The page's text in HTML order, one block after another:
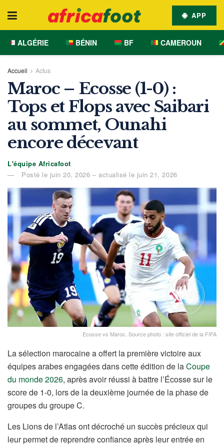
APP
ALGÉRIE BÉNIN BF CAMEROUN
Accueil Actus
Maroc – Ecosse (1-0) :
Tops et Flops avec Saibari
au sommet, Ounahi
encore décevant
L'équipe Africafoot
Posté le juin 20, 2026 – actualisé le juin 21, 2026
Ecosse vs Maroc. Source photo : site officiel de la FIFA
La sélection marocaine a offert la première victoire aux
équipes arabes engagées dans cette édition de laCoupe
du monde 2026, après avoir réussi à battre l’Écosse sur le
score de 1-0, lors de la deuxième journée de la phase de
groupes du groupe C.
Les Lions de l’Atlas ont décroché un succès précieux qui
leur permet de reprendre confiance après leur entrée en